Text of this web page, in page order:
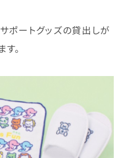
ポートグッズの貸出しが
す。